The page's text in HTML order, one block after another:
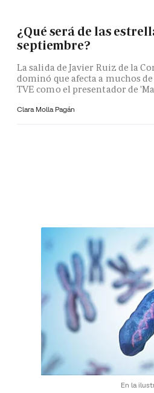
¿Qué será de las
septiembre?
La salida de Javier Ruiz de la
dominó que afecta a muchos
TVE como el presentador de
Clara Molla Pagán
En la